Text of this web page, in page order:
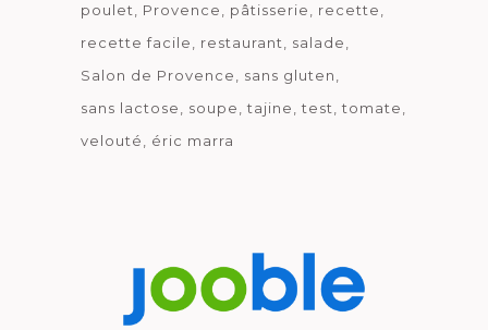
poulet
Provence pâtisserie
recette
recette facile
restaurant
salade
Salon de Provence
sans gluten
sans lactose
soupe tajine test
tomate
velouté
éric marra